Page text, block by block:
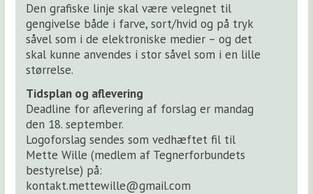
Den grafiske linje skal være velegnet til
gengivelse både i farve, sort/hvid og på tryk
såvel som i de elektroniske medier – og det
skal kunne anvendes i stor såvel som i en lille
størrelse.
Tidsplan og aflevering
Deadline for aflevering af forslag er mandag
den 18. september.
Logoforslag sendes som vedhæftet fil til
Mette Wille (medlem af Tegnerforbundets
bestyrelse) på:
kontakt.mettewille@gmail.com